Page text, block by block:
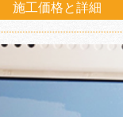
施工価格と詳細